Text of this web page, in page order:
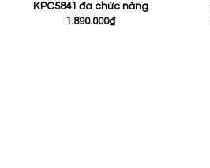
KPC5841 đa chức năng
1.890.000₫